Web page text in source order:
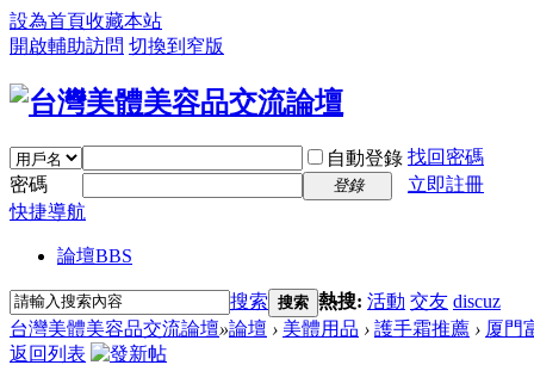
設為首頁收藏本站
開啟輔助訪問 切換到窄版
自動登錄 找回密碼
密碼
登錄
立即註冊
快捷導航
論壇BBS
搜索 搜索 熱搜: 活動 交友 discuz
台灣美體美容品交流論壇»論壇 › 美體用品 › 護手霜推薦 › 厦門
返回列表